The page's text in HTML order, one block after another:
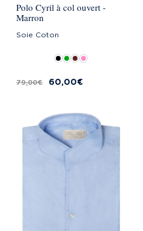
Polo Cyril à col ouvert -
Marron
Soie Coton
79,00 € 60,00 €